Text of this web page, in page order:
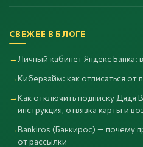
СВЕЖЕЕ В БЛОГЕ
Личный кабинет Яндекс Банка:
Киберзайм: как отписаться от
Как отключить подписку Дядя
инструкция, отвязка карты и
Bankiros (Банкирос) — почему
от рассылки